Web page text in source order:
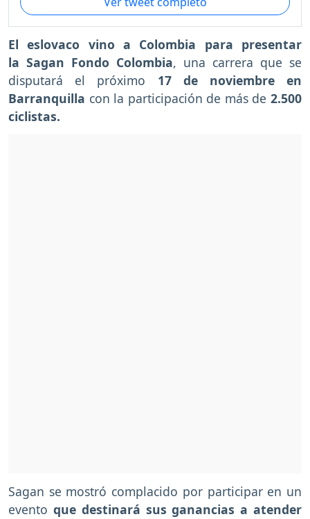
El eslovaco vino a Colombia para presentar
la Sagan Fondo Colombia, una carrera que se
disputará el próximo 17 de noviembre en
Barranquilla con la participación de más de 2.500
ciclistas.
Sagan se mostró complacido por participar en un
evento que destinará sus ganancias a atender